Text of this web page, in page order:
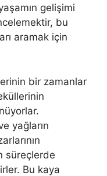
gelişimi
bu
aramak için
bir zamanlar
yağların
süreçlerde
Bu kaya